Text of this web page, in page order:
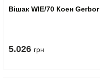
Вішак WIE/70 Коен Gerbor
5.026 грн